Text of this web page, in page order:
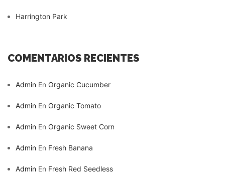
Harrington Park
COMENTARIOS RECIENTES
Admin En Organic Cucumber
Admin En Organic Tomato
Admin En Organic Sweet Corn
Admin En Fresh Banana
Admin En Fresh Red Seedless